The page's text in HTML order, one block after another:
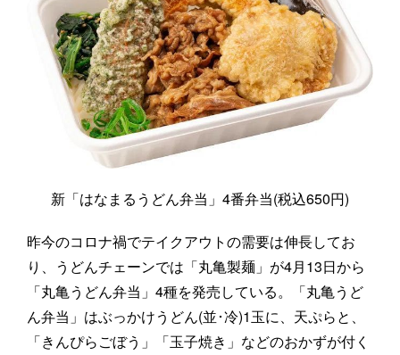
新「はなまるうどん弁当」4番弁当(税込650円)
昨今のコロナ禍でテイクアウトの需要は伸長してお
り、うどんチェーンでは「丸亀製麺」が4月13日から
「丸亀うどん弁当」4種を発売している。「丸亀うど
ん弁当」はぶっかけうどん(並･冷)1玉に、天ぷらと、
「きんぴらごぼう」「玉子焼き」などのおかずが付く